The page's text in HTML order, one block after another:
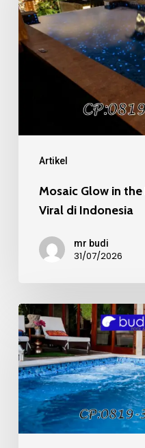
Artikel
the
Dark
Kolam
Renang
Mosaic Glow in
Viral di Indonesia
mr budi
31/07/2026
Mosaic
Kaca
Recycle
pada
Kolam
Renang